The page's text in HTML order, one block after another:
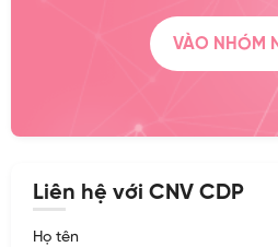
VÀO NHÓM
Liên hệ với CNV CDP
Họ tên